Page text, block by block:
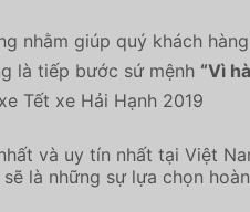
nhằm giúp quý khách
là tiếp bước sứ mệnh “Vì
Tết xe Hải Hạnh 2019
và uy tín nhất tại Việt
là những sự lựa chọn